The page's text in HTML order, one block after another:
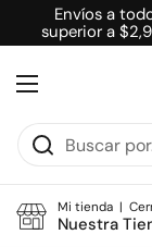
Ir al contenido
Envíos a
superior a
Abrir menú
Mi tienda |
Nuestra